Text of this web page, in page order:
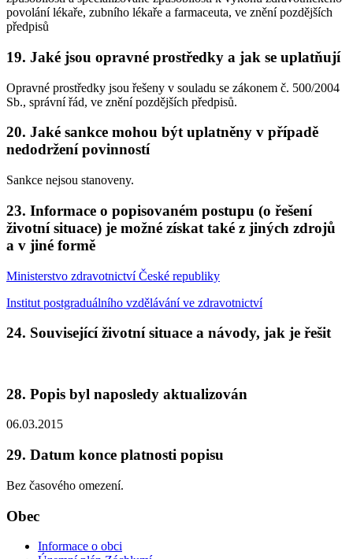
povolání lékaře, zubního lékaře a farmaceuta, ve znění pozdějších
předpisů
19. Jaké jsou opravné prostředky a jak se uplatňují
Opravné prostředky jsou řešeny v souladu se zákonem č. 500/2004
Sb., správní řád, ve znění pozdějších předpisů.
20. Jaké sankce mohou být uplatněny v případě
nedodržení povinností
Sankce nejsou stanoveny.
23. Informace o popisovaném postupu (o řešení
životní situace) je možné získat také z jiných zdrojů
a v jiné formě
Ministerstvo zdravotnictví České republiky
Institut postgraduálního vzdělávání ve zdravotnictví
24. Související životní situace a návody, jak je řešit
28. Popis byl naposledy aktualizován
06.03.2015
29. Datum konce platnosti popisu
Bez časového omezení.
Obec
Informace o obci